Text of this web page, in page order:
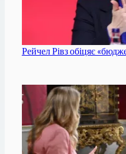
Рейчел Рівз обіцяє